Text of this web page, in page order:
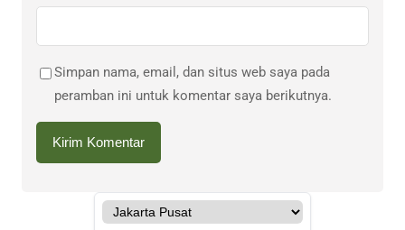
Simpan nama, email, dan situs web saya pada
peramban ini untuk komentar saya berikutnya.